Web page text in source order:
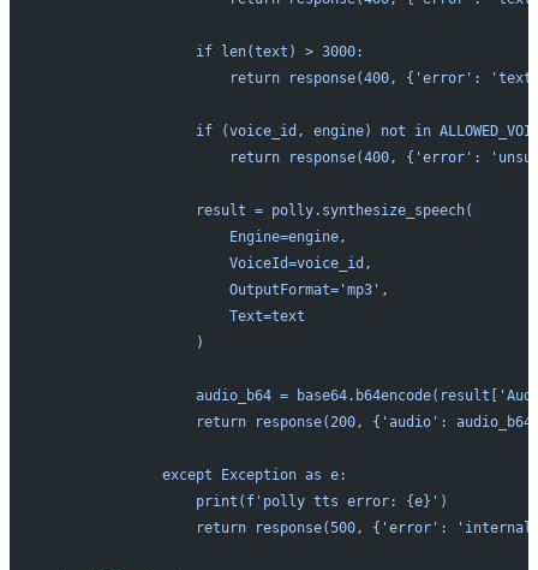
                  if len(text) > 3000:
return response(400, {'error':
if (voice_id, engine) not in
return response(400, {'error':
                  result = polly.synthesize_speech(
                      Engine=engine,
                      VoiceId=voice_id,
                      OutputFormat='mp3',
                      Text=text
                  )
audio_b64 =
return response(200, {'audio':
              except Exception as e:
                  print(f'polly tts error: {e}')
return response(500, {'error': 'internal